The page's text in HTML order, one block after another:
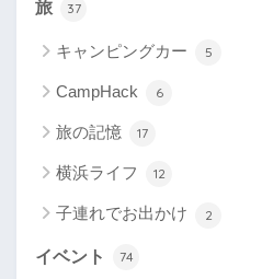
旅 37
キャンピングカー 5
CampHack 6
旅の記憶 17
横浜ライフ 12
子連れでお出かけ 2
イベント 74